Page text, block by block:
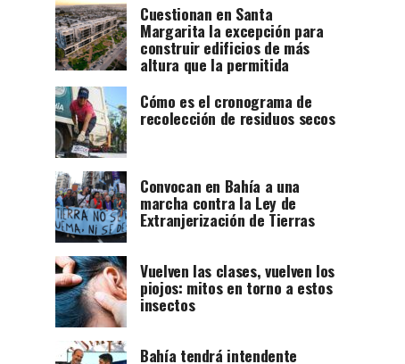
Cuestionan en Santa
Margarita la excepción para
construir edificios de más
altura que la permitida
Cómo es el cronograma de
recolección de residuos secos
Convocan en Bahía a una
marcha contra la Ley de
Extranjerización de Tierras
Vuelven las clases, vuelven los
piojos: mitos en torno a estos
insectos
Bahía tendrá intendente